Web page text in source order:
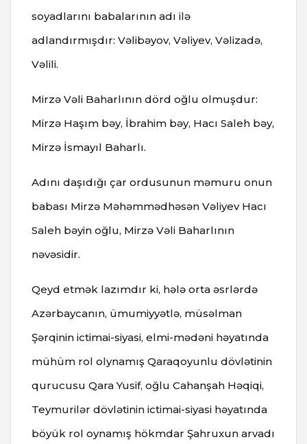
soyadlarını babalarının adı ilə
adlandırmışdır: Vəlibəyov, Vəliyev, Vəlizadə,
Vəlili.
Mirzə Vəli Baharlının dörd oğlu olmuşdur:
Mirzə Haşım bəy, İbrahim bəy, Hacı Saleh bəy,
Mirzə İsmayıl Baharlı.
Adını daşıdığı çar ordusunun məmuru onun
babası Mirzə Məhəmmədhəsən Vəliyev Hacı
Saleh bəyin oğlu, Mirzə Vəli Baharlının
nəvəsidir.
Qeyd etmək lazımdır ki, hələ orta əsrlərdə
Azərbaycanın, ümumiyyətlə, müsəlman
Şərqinin ictimai-siyasi, elmi-mədəni həyatında
mühüm rol olynamış Qaraqoyunlu dövlətinin
qurucusu Qara Yusif, oğlu Cahanşah Həqiqi,
Teymurilər dövlətinin ictimai-siyasi həyatında
böyük rol oynamış hökmdar Şahruxun arvadı